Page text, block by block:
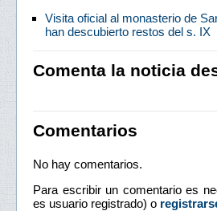
Visita oficial al monasterio de
han descubierto restos del s. IX
Comenta la noticia
Comentarios
No hay comentarios.
Para escribir un comentario es
es usuario registrado) o